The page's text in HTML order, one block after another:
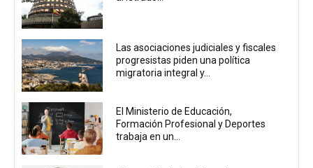
Las asociaciones judiciales y fiscales
progresistas piden una política
migratoria integral y...
El Ministerio de Educación,
Formación Profesional y Deportes
trabaja en un...